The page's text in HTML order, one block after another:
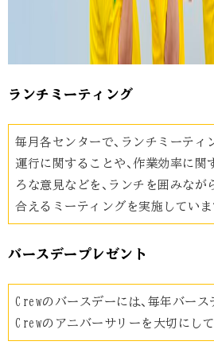
ランチミーティング
毎月各センターで、ランチミーティ
運行に関することや、作業効率に関
ろな意見などを、ランチを囲みなが
合えるミーティングを実施していま
バースデープレゼント
Crewのバースデーには、毎年バース
Crewのアニバーサリーを大切にして